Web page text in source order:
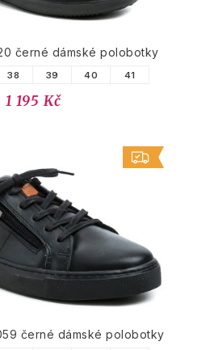
černé dámské polobotky
38 39 40 41
1 195 Kč
černé dámské polobotky